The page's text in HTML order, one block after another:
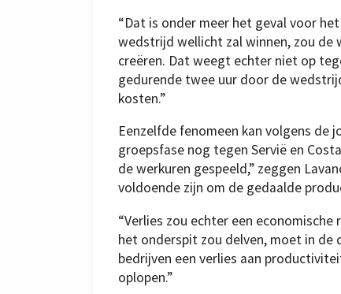
“Dat is onder meer het geval voor
wedstrijd wellicht zal winnen, zou de
creëren. Dat weegt echter niet op
gedurende twee uur door de
kosten.”
Eenzelfde fenomeen kan volgens de
groepsfase nog tegen Servië en
de werkuren gespeeld,” zeggen
voldoende zijn om de gedaalde
“Verlies zou echter een
het onderspit zou delven, moet in de
bedrijven een verlies aan
oplopen.”